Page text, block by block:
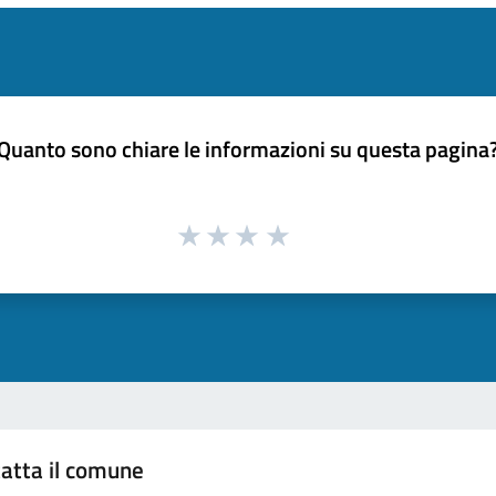
sono chiare le informazioni su questa
il comune